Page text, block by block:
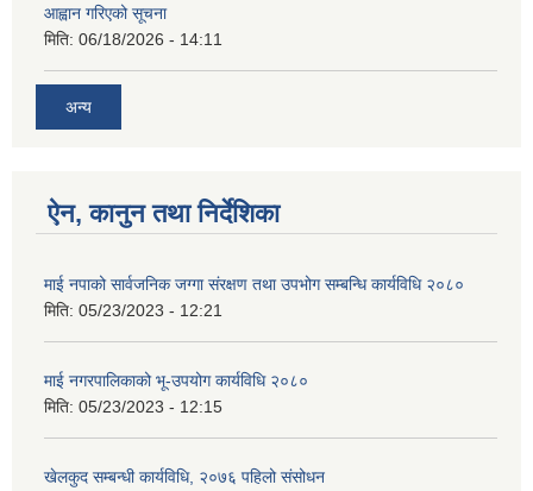
आह्वान गरिएको सूचना
मिति: 06/18/2026 - 14:11
अन्य
ऐन, कानुन तथा निर्देशिका
माई नपाको सार्वजनिक जग्गा संरक्षण तथा उपभोग सम्बन्धि कार्यविधि २०८०
मिति: 05/23/2023 - 12:21
माई नगरपालिकाको भू-उपयोग कार्यविधि २०८०
मिति: 05/23/2023 - 12:15
खेलकुद सम्बन्धी कार्यविधि, २०७६ पहिलो संसोधन